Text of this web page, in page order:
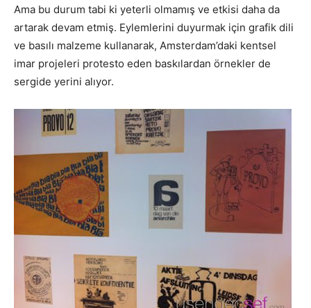
Ama bu durum tabi ki yeterli olmamış ve etkisi daha da
artarak devam etmiş. Eylemlerini duyurmak için grafik dili
ve basılı malzeme kullanarak, Amsterdam’daki kentsel
imar projeleri protesto eden baskılardan örnekler de
sergide yerini alıyor.